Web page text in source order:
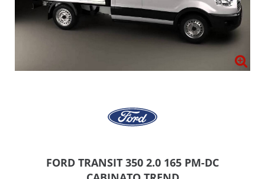
FORD TRANSIT 350 2.0 165 PM-DC